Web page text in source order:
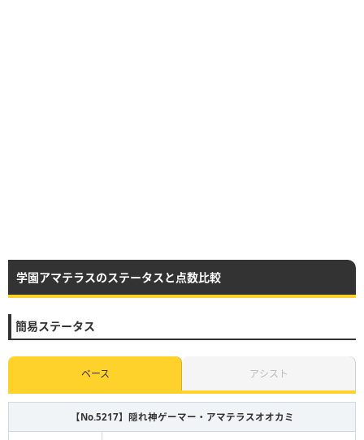
学園アマテラスのステータスと点数比較
簡易ステータス
ベース アシスト
【No.5217】 隠れ神ゲーマー・アマテラスオオカミ